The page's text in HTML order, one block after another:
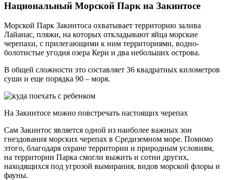
Национальный Морской Парк на Закинтосе
Морской Парк Закинтоса охватывает территорию залива
Лайанас, пляжи, на которых откладывают яйца морские
черепахи, с прилегающими к ним территориями, водно-
болотистые угодия озера Кери и два небольших острова.
В общей сложности это составляет 36 квадратных километров
суши и еще порядка 90 – моря.
На Закинтосе можно повстречать настоящих черепах
Сам Закинтос является одной из наиболее важных зон
гнездования морских черепах в Средиземном море. Помимо
этого, благодаря охране территории и природным условиям,
на территории Парка смогли выжить и сотни других,
находящихся под угрозой вымирания, видов морской флоры и
фауны.